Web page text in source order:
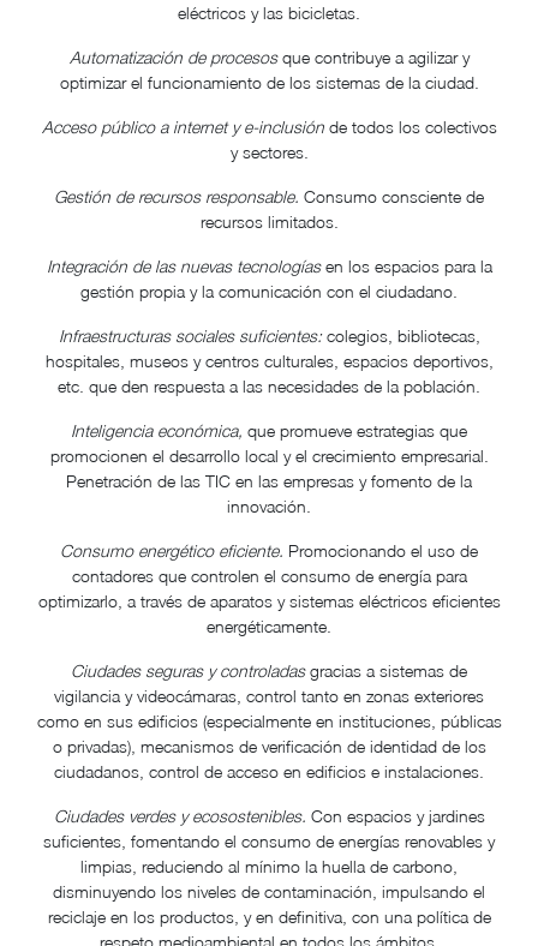
eléctricos y las bicicletas.
Automatización de procesosque contribuye a agilizar y
optimizar el funcionamiento de los sistemas de la ciudad.
Acceso público a internet y e-inclusiónde todos los colectivos
y sectores.
Gestión de recursos responsable. Consumo consciente de
recursos limitados.
Integración de las nuevas tecnologíasen los espacios para la
gestión propia y la comunicación con el ciudadano.
Infraestructuras sociales suficientes:colegios, bibliotecas,
hospitales, museos y centros culturales, espacios deportivos,
etc. que den respuesta a las necesidades de la población.
Inteligencia económica, que promueve estrategias que
promocionen el desarrollo local y el crecimiento empresarial.
Penetración de las TIC en las empresas y fomento de la
innovación.
Consumo energético eficiente. Promocionando el uso de
contadores que controlen el consumo de energía para
optimizarlo, a través de aparatos y sistemas eléctricos eficientes
energéticamente.
Ciudades seguras y controladasgracias a sistemas de
vigilancia y videocámaras, control tanto en zonas exteriores
como en sus edificios (especialmente en instituciones, públicas
o privadas), mecanismos de verificación de identidad de los
ciudadanos, control de acceso en edificios e instalaciones.
Ciudades verdes y ecosostenibles. Con espacios y jardines
suficientes, fomentando el consumo de energías renovables y
limpias, reduciendo al mínimo la huella de carbono,
disminuyendo los niveles de contaminación, impulsando el
reciclaje en los productos, y en definitiva, con una política de
respeto medioambiental en todos los ámbitos.